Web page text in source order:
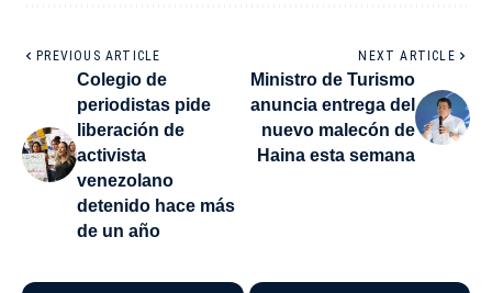
PREVIOUS ARTICLE
Colegio de
periodistas pide
liberación de
activista
venezolano
detenido hace más
de un año
NEXT ARTICLE
Ministro de Turismo
anuncia entrega del
nuevo malecón de
Haina esta semana